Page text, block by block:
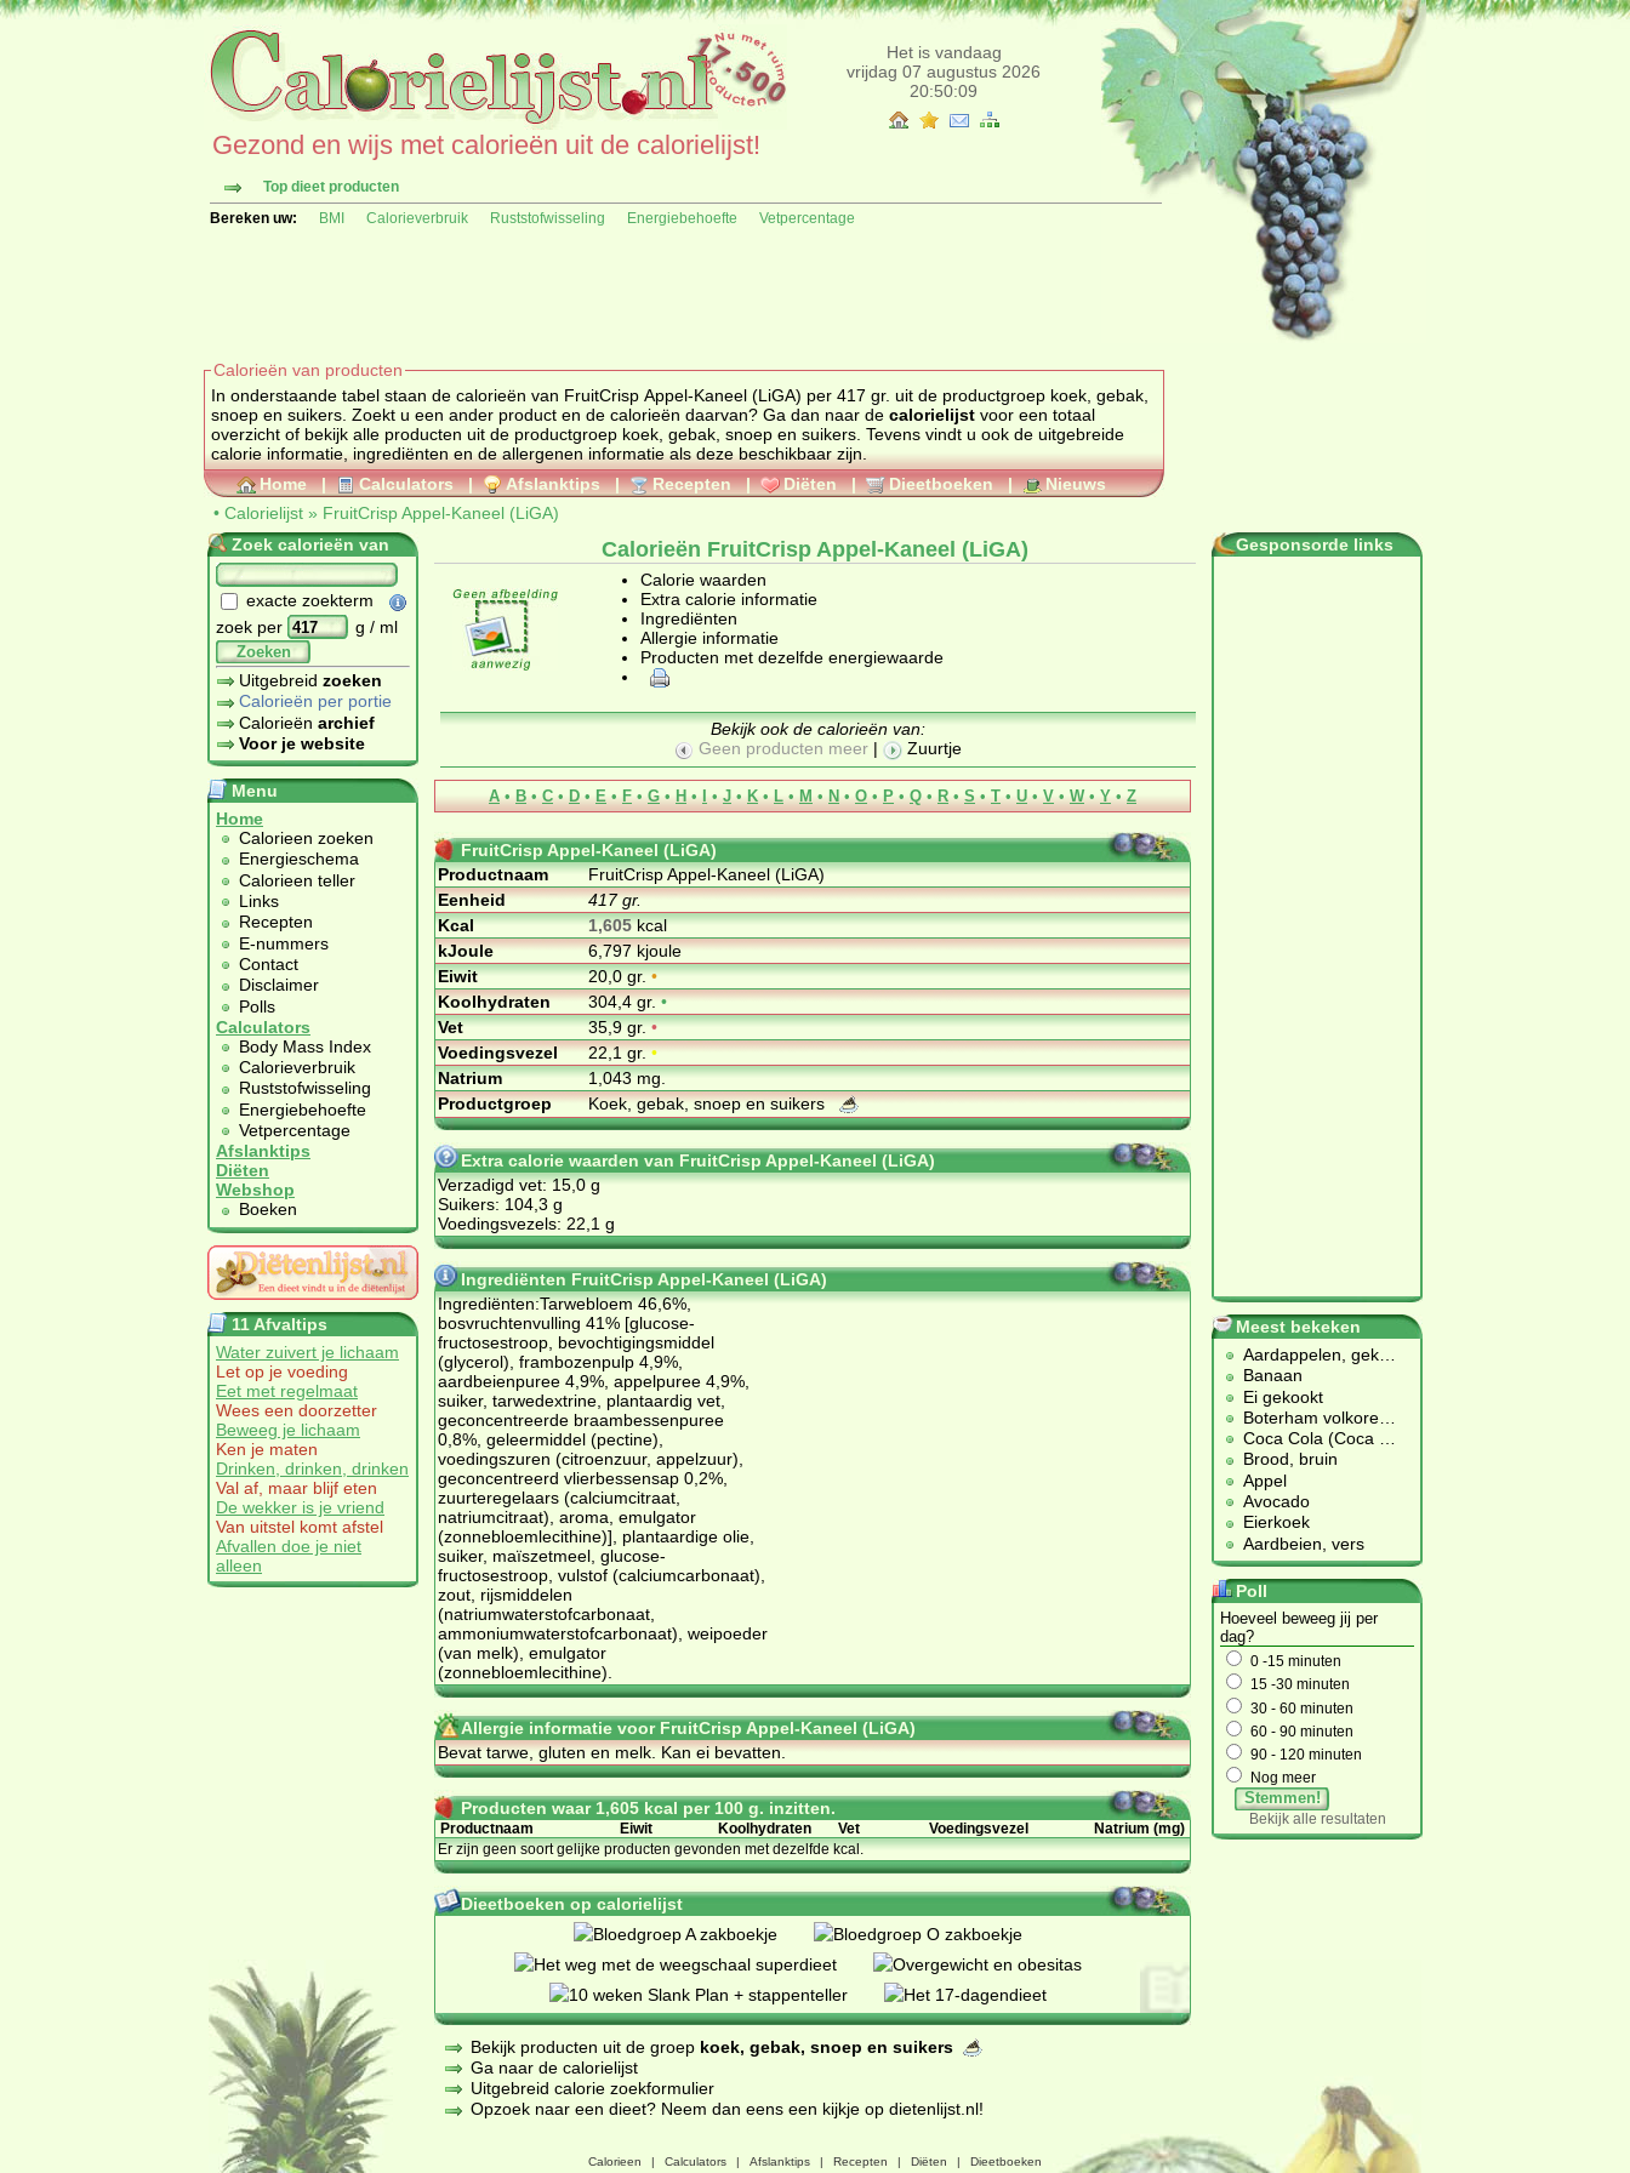
Het is vandaag
vrijdag 07 augustus 2026
20:50:09
Gezond en wijs met calorieën uit de calorielijst!
Top dieet producten
Bereken uw:
BMI Calorieverbruik Ruststofwisseling Energiebehoefte Vetpercentage
Calorieën van producten
In onderstaande tabel staan de calorieën van FruitCrisp Appel-Kaneel (LiGA) per 417 gr. uit de productgroep koek, gebak,
snoep en suikers. Zoekt u een ander product en de calorieën daarvan? Ga dan naar de calorielijst voor een totaal
overzicht of bekijk alle producten uit de productgroep koek, gebak, snoep en suikers
calorie informatie, ingrediënten en de allergenen informatie als deze beschikbaar zijn.
Home | Calculators | Afslanktips | Recepten | Diëten | Dieetboeken |
Nieuws
• Calorielijst » FruitCrisp Appel-Kaneel (LiGA)
Zoek calorieën van
exacte zoekterm
zoek per
g / ml
Zoeken
Uitgebreid zoeken
Calorieën per portie
Calorieën archief
Voor je website
Menu
Home
Calorieen zoeken
Energieschema
Calorieen teller
Links
Recepten
E-nummers
Contact
Disclaimer
Polls
Calculators
Body Mass Index
Calorieverbruik
Ruststofwisseling
Energiebehoefte
Vetpercentage
Afslanktips
Diëten
Webshop
Boeken
11 Afvaltips
Water zuivert je lichaam
Let op je voeding
Eet met regelmaat
Wees een doorzetter
Beweeg je lichaam
Ken je maten
Drinken, drinken, drinken
Val af, maar blijf eten
De wekker is je vriend
Van uitstel komt afstel
Afvallen doe je niet
alleen
Calorieën FruitCrisp Appel-Kaneel (LiGA)
Calorie waarden
Extra calorie informatie
Ingrediënten
Allergie informatie
Producten met dezelfde energiewaarde
Bekijk ook de calorieën van:
Geen producten meer | Zuurtje
A • B • C • D • E • F • G • H • I • J • K • L • M • N • O • P • Q • R • S • T • U • V • W • Y • Z
FruitCrisp Appel-Kaneel (LiGA)
Productnaam
FruitCrisp Appel-Kaneel (LiGA)
Eenheid
417 gr.
Kcal
1,605kcal
kJoule
6,797 kjoule
Eiwit
20,0 gr.•
Koolhydraten
304,4 gr.•
Vet
35,9 gr.•
Voedingsvezel
22,1 gr.•
Natrium
1,043 mg.
Productgroep
Koek, gebak, snoep en suikers
Extra calorie waarden van FruitCrisp Appel-Kaneel (LiGA)
Verzadigd vet: 15,0 g
Suikers: 104,3 g
Voedingsvezels: 22,1 g
Ingrediënten FruitCrisp Appel-Kaneel (LiGA)
Ingrediënten:Tarwebloem 46,6%,
bosvruchtenvulling 41% [glucose-
fructosestroop, bevochtigingsmiddel
(glycerol), frambozenpulp 4,9%,
aardbeienpuree 4,9%, appelpuree 4,9%,
suiker, tarwedextrine, plantaardig vet,
geconcentreerde braambessenpuree
0,8%, geleermiddel (pectine),
voedingszuren (citroenzuur, appelzuur),
geconcentreerd vlierbessensap 0,2%,
zuurteregelaars (calciumcitraat,
natriumcitraat), aroma, emulgator
(zonnebloemlecithine)], plantaardige olie,
suiker, maïszetmeel, glucose-
fructosestroop, vulstof (calciumcarbonaat),
zout, rijsmiddelen
(natriumwaterstofcarbonaat,
ammoniumwaterstofcarbonaat), weipoeder
(van melk), emulgator
(zonnebloemlecithine).
Allergie informatie voor FruitCrisp Appel-Kaneel (LiGA)
Bevat tarwe, gluten en melk. Kan ei bevatten.
Producten waar 1,605 kcal per 100 g. inzitten.
Productnaam Eiwit Koolhydraten Vet Voedingsvezel
Natrium (mg)
Er zijn geen soort gelijke producten gevonden met dezelfde kcal.
Dieetboeken op calorielijst
Bekijk producten uit de groep koek, gebak, snoep en suikers
Ga naar de calorielijst
Uitgebreid calorie zoekformulier
Opzoek naar een dieet? Neem dan eens een kijkje op dietenlijst.nl!
Gesponsorde links
Meest bekeken
Aardappelen, gek
Banaan
Ei gekookt
Boterham volkore
Coca Cola (Coca
Brood, bruin
Appel
Avocado
Eierkoek
Aardbeien, vers
Poll
Hoeveel beweeg jij per
dag?
0 -15 minuten
15 -30 minuten
30 - 60 minuten
60 - 90 minuten
90 - 120 minuten
Nog meer
Stemmen!
Bekijk alle resultaten
Calorieen | Calculators | Afslanktips | Recepten | Diëten | Dieetboeken